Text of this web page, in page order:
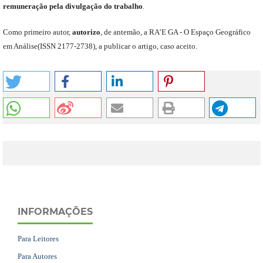
remuneração pela divulgação do trabalho
Como primeiro autor, autorizo de antemão, a RA’E GA - O Espaço Geográfico
em Análise(ISSN 2177-2738), a publicar o artigo, caso aceito.
INFORMAÇÕES
Para Leitores
Para Autores